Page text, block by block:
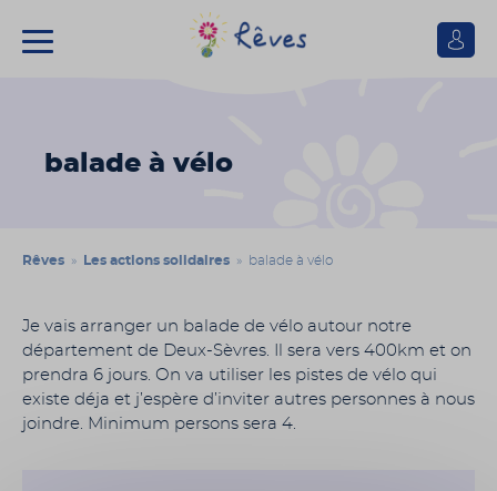
Se
balade à vélo
Rêves » Les actions solidaires » balade à vélo
Je vais arranger un balade de vélo autour notre
département de Deux-Sèvres. Il sera vers 400km et on
prendra 6 jours. On va utiliser les pistes de vélo qui
existe déja et j’espère d’inviter autres personnes à nous
joindre. Minimum persons sera 4.